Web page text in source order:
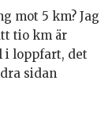
mot 5 km? Jag
tio km är
i loppfart, det
sidan